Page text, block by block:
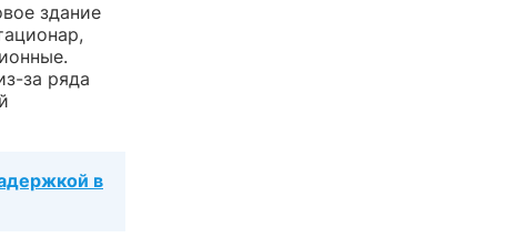
здание
за ряда
в